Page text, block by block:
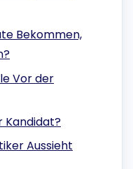
Bekommen,
Vor der
Kandidat?
Aussieht